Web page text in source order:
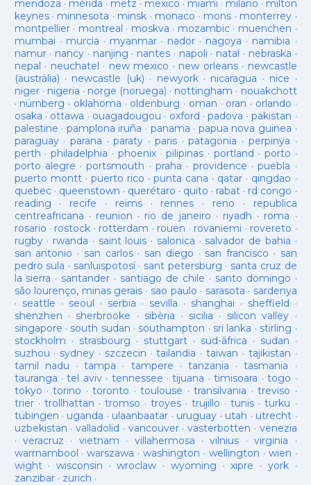
mendoza · mérida · metz · mexico · miami · milano · milton
keynes· minnesota · minsk · monaco · mons · monterrey ·
montpellier· montreal · moskva · mozambic· muenchen ·
mumbai · murcia · myanmar· nador · nagoya · namibia ·
namur· nancy · nanjing · nantes · napoli · natal · nebraska ·
nepal · neuchatel · new mexico · new orleans· newcastle
(austràlia) · newcastle (uk) · newyork· nicaragua · nice ·
niger· nigeria · norge (noruega) · nottingham · nouakchott
· nürnberg · oklahoma · oldenburg · oman · oran · orlando ·
osaka · ottawa · ouagadougou · oxford ·padova ·pakistan ·
palestine · pamplona iruña · panama · papua nova guinea ·
paraguay· parana ·paraty · paris·patagonia · perpinya ·
perth ·philadelphia · phoenix·pilipinas ·portland · porto ·
porto alegre ·portsmouth ·praha · providence ·puebla ·
puerto montt· puerto rico ·punta cana · qatar · qingdao ·
quebec· queenstown · querétaro · quito · rabat · rd congo ·
reading · recife · reims· rennes · reno · republica
centreafricana · reunion · rio de janeiro · riyadh · roma ·
rosario · rostock · rotterdam · rouen · rovaniemi · rovereto ·
rugby· rwanda · saint louis · salonica · salvador de bahia ·
san antonio · san carlos· san diego · san francisco · san
pedro sula · sanluispotosí· sant petersburg · santa cruz de
la sierra · santander · santiago de chile · santo domingo ·
são lourenço, minas gerais · sao paulo · sarasota · sardenya
· seattle · seoul · serbia · sevilla · shanghai · sheffield ·
shenzhen · sherbrooke · sibèria · sicilia · silicon valley ·
singapore · south sudan · southampton · sri lanka · stirling ·
stockholm · strasbourg · stuttgart· sud-âfrica · sudan ·
suzhou · sydney · szczecin ·tailandia ·taiwan · tajikistan ·
tamil nadu ·tampa · tampere · tanzania ·tasmania ·
tauranga ·tel aviv· tennessee ·tijuana ·timisoara ·togo ·
tokyo ·torino ·toronto ·toulouse ·transilvania ·treviso ·
trier· trollhattan · tromso · troyes·trujillo ·tunis ·turku ·
tübingen · uganda · ulaanbaatar · uruguay · utah · utrecht ·
uzbekistan · valladolid · vancouver· vasterbotten · venezia
· veracruz · vietnam · villahermosa ·vilnius ·virginia ·
warrnambool ·warszawa ·washington · wellington · wien ·
wight· wisconsin ·wroclaw · wyoming ·xipre · york·
zanzibar· zurich ·